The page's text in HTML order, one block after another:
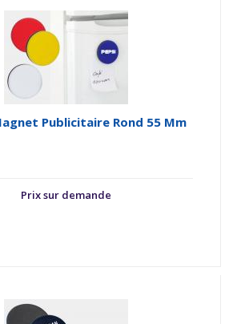
Publicitaire Rond 55 Mm
Prix sur demande